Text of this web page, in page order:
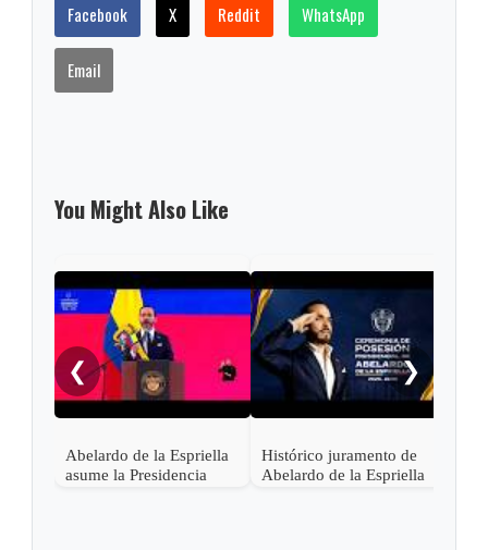
Facebook X Reddit WhatsApp
Email
You Might Also Like
❮
Abelardo de la Espriella
asume la Presidencia
Histórico juramento de
Abelardo de la Espriella
❯